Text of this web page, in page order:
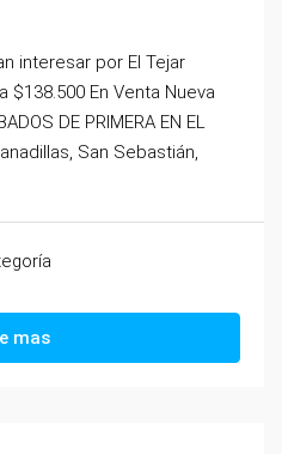
interesar por El Tejar
$138.500 En Venta Nueva
DE PRIMERA EN EL
San Sebastián,
mas